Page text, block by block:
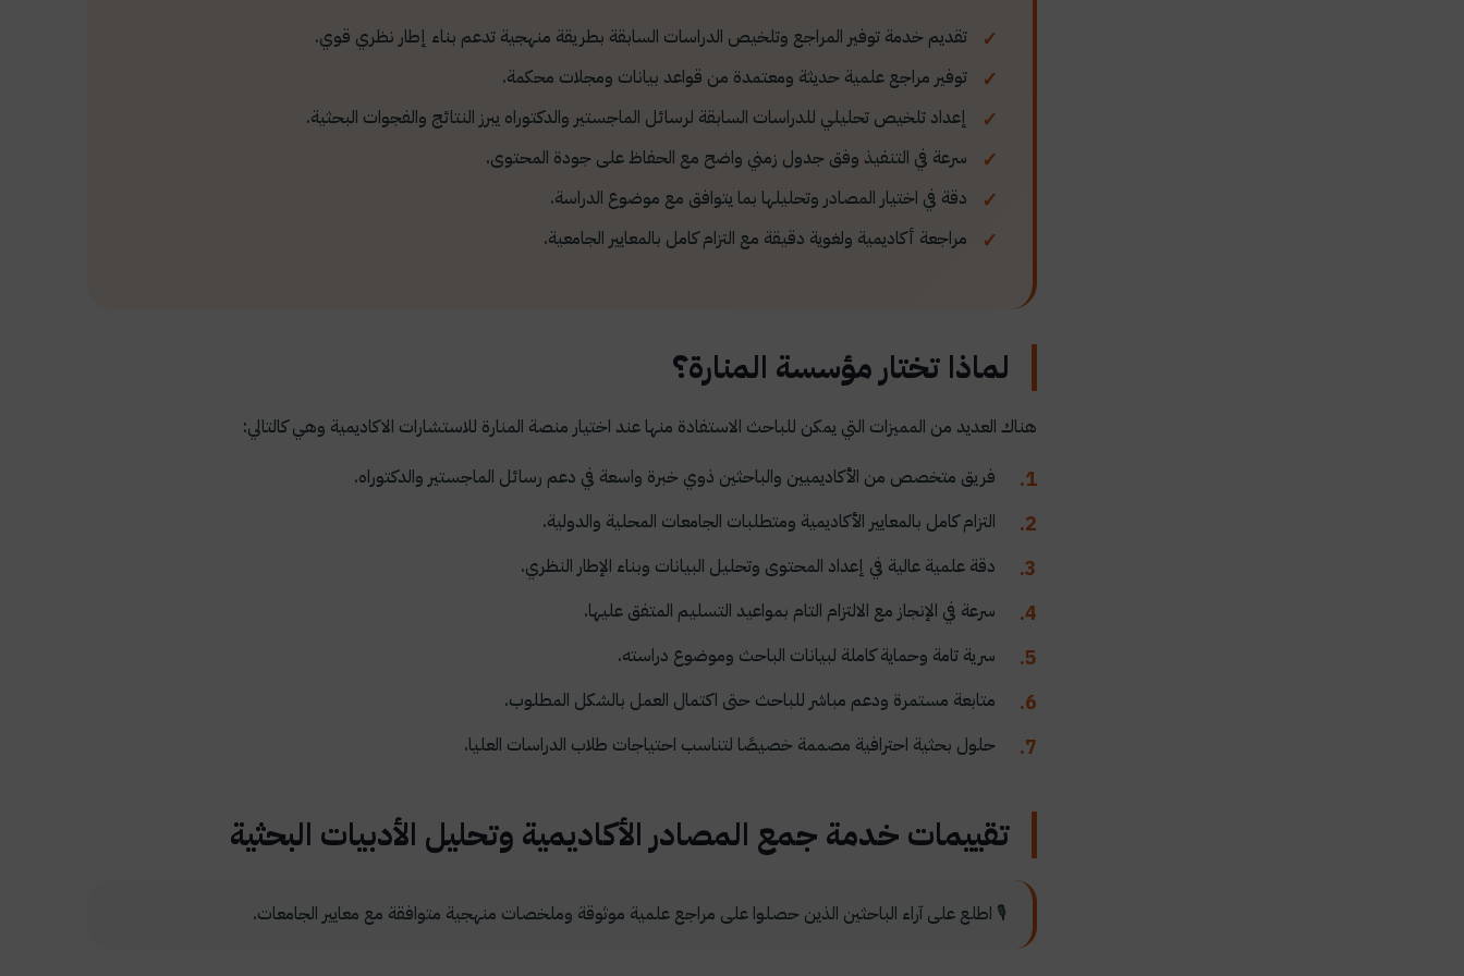
تقديم خدمة توفير المراجع وتلخيص الدراسات السابقة بطريقة منهجية تدعم بناء إطار نظري قوي.
توفير مراجع علمية حديثة ومعتمدة من قواعد بيانات ومجلات محكمة.
إعداد تلخيص تحليلي للدراسات السابقة لرسائل الماجستير والدكتوراه يبرز النتائج والفجوات البحثية.
سرعة في التنفيذ وفق جدول زمني واضح مع الحفاظ على جودة المحتوى.
دقة في اختيار المصادر وتحليلها بما يتوافق مع موضوع الدراسة.
مراجعة أكاديمية ولغوية دقيقة مع التزام كامل بالمعايير الجامعية.
لماذا تختار مؤسسة المنارة؟
هناك العديد من المميزات التي يمكن للباحث الاستفادة منها عند اختيار منصة المنارة للاستشارات الاكاديمية وهي كالتالي:
فريق متخصص من الأكاديميين والباحثين ذوي خبرة واسعة في دعم رسائل الماجستير والدكتوراه.
التزام كامل بالمعايير الأكاديمية ومتطلبات الجامعات المحلية والدولية.
دقة علمية عالية في إعداد المحتوى وتحليل البيانات وبناء الإطار النظري.
سرعة في الإنجاز مع الالتزام التام بمواعيد التسليم المتفق عليها.
سرية تامة وحماية كاملة لبيانات الباحث وموضوع دراسته.
متابعة مستمرة ودعم مباشر للباحث حتى اكتمال العمل بالشكل المطلوب.
حلول بحثية احترافية مصممة خصيصًا لتناسب احتياجات طلاب الدراسات العليا.
تقييمات خدمة جمع المصادر الأكاديمية وتحليل الأدبيات البحثية
🎙️ اطلع على آراء الباحثين الذين حصلوا على مراجع علمية موثوقة وملخصات منهجية متوافقة مع معايير الجامعات.